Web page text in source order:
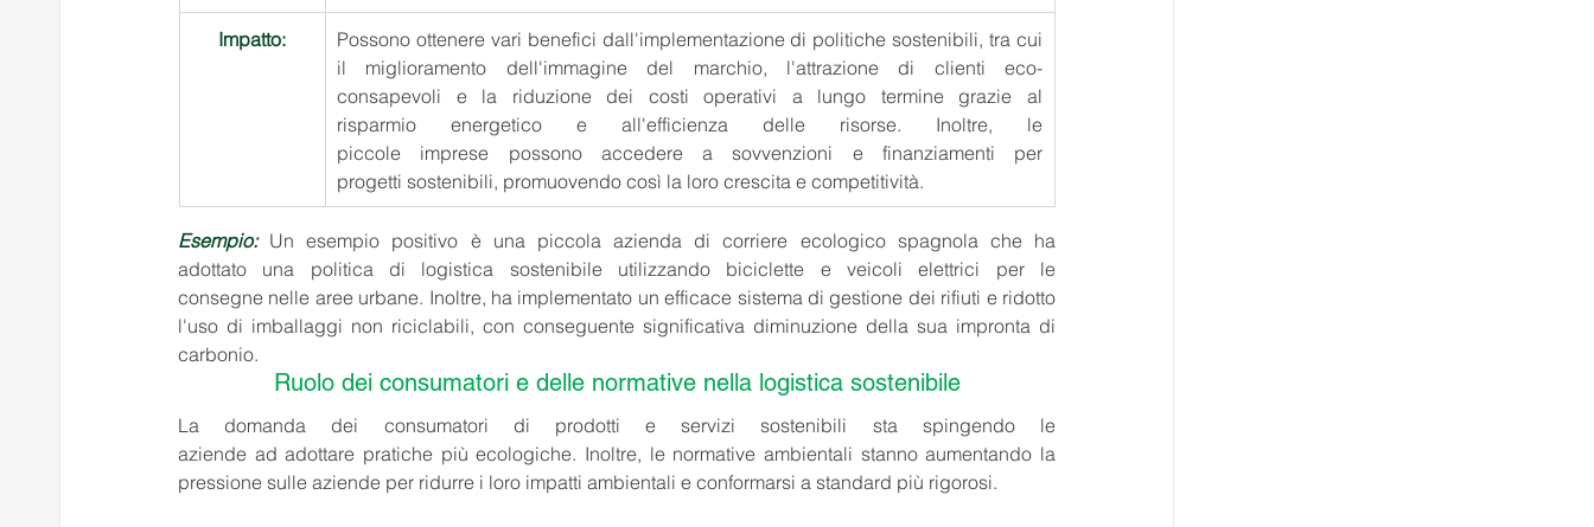
Impatto:
Possono ottenere vari benefici dall'implementazione di politiche sostenibili, tra cui
il miglioramento dell'immagine del marchio, l'attrazione di clienti eco-
consapevoli e la riduzione dei costi operativi a lungo termine grazie al
risparmio energetico e all'efficienza delle risorse. Inoltre, le
piccole imprese possono accedere a sovvenzioni e finanziamenti per
progetti sostenibili, promuovendo così la loro crescita e competitività.
Esempio: Un esempio positivo è una piccola azienda di corriere ecologico spagnola che ha
adottato una politica di logistica sostenibile utilizzando biciclette e veicoli elettrici per le
consegne nelle aree urbane. Inoltre, ha implementato un efficace sistema di gestione dei rifiuti e ridotto
l'uso di imballaggi non riciclabili, con conseguente significativa diminuzione della sua impronta di
carbonio.
Ruolo dei consumatori e delle normative nella logistica sostenibile
La domanda dei consumatori di prodotti e servizi sostenibili sta spingendo le
aziende ad adottare pratiche più ecologiche. Inoltre, le normative ambientali stanno aumentando la
pressione sulle aziende per ridurre i loro impatti ambientali e conformarsi a standard più rigorosi.